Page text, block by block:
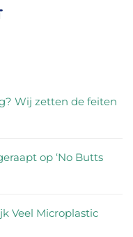
Wij zetten de feiten
op ‘No Butts
Veel Microplastic